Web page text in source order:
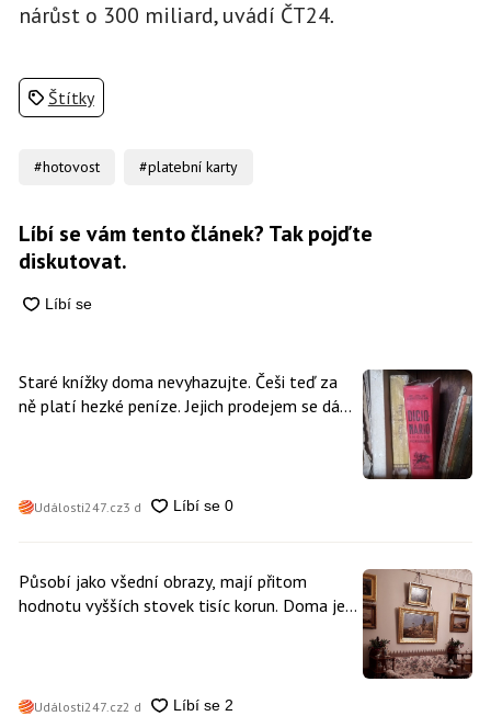
nárůst o 300 miliard, uvádí ČT24.
Štítky
#hotovost #platební karty
Líbí se vám tento článek? Tak pojďte
diskutovat.
Staré knížky doma nevyhazujte. Češi teď za
ně platí hezké peníze. Jejich prodejem se dá
Události247.cz3 d
Působí jako všední obrazy, mají přitom
hodnotu vyšších stovek tisíc korun. Doma je
Události247.cz2 d